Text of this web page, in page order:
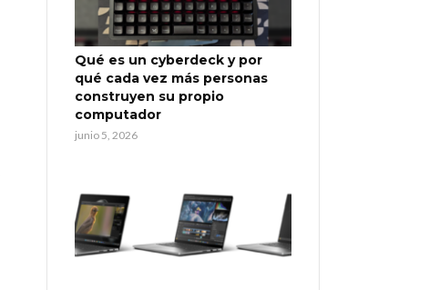
Qué es un cyberdeck y por
qué cada vez más personas
construyen su propio
computador
junio 5, 2026